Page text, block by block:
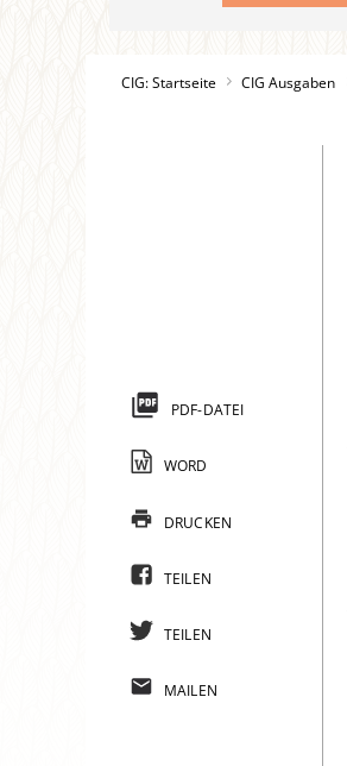
CIG: Startseite CIG Ausgaben
PDF-DATEI
WORD
DRUCKEN
TEILEN
TEILEN
MAILEN